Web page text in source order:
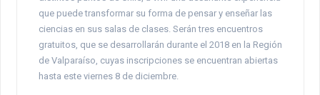
que puede transformar su forma de pensar y enseñar las
ciencias en sus salas de clases. Serán tres encuentros
gratuitos, que se desarrollarán durante el 2018 en la Región
de Valparaíso, cuyas inscripciones se encuentran abiertas
hasta este viernes 8 de diciembre.